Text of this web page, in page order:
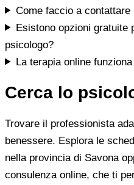
Come faccio a contattare
Esistono opzioni gratuite
psicologo?
La terapia online
Cerca lo
Trovare il professionista
benessere. Esplora le
nella provincia di Savona
consulenza online, che ti